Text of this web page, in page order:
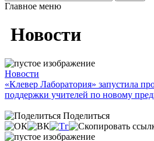
Главное меню
Новости
Новости
«Клевер Лаборатория» запустила
поддержки учителей по новому
Поделиться